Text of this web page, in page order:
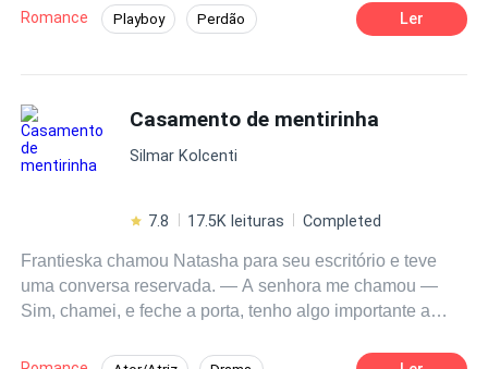
prisão e que só sairia de lá com o casamento marcado
com a então jovem Emília Santiago uma mulher forte,
objetivos, ela é administradora da grande rede de
hospitais da família do Tarso Narravo, Emília se ver
obrigada a se casar com Tarso por dever a sua vida e o
Romance Playboy Perdão
Diferença de Idade Aventura
Ler
Casamento de mentirinha
Silmar Kolcenti
7.8 17.5K leituras Completed
Frantieska chamou Natasha para seu escritório e teve
uma conversa reservada. — A senhora me chamou —
Sim, chamei, e feche a porta, tenho algo importante a
que você me contou a sua história me senti na obrigação